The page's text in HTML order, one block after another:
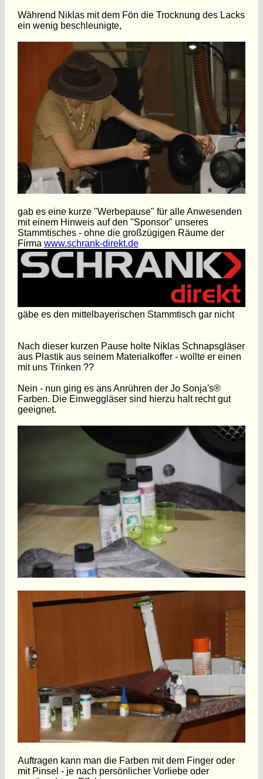
Während Niklas mit dem Fön die Trocknung des Lacks
ein wenig beschleunigte,
gab es eine kurze "Werbepause" für alle Anwesenden
mit einem Hinweis auf den "Sponsor" unseres
Stammtisches - ohne die großzügigen Räume der
Firma www.schrank-direkt.de
gäbe es den mittelbayerischen Stammtisch gar nicht
Nach dieser kurzen Pause holte Niklas Schnapsgläser
aus Plastik aus seinem Materialkoffer - wollte er einen
mit uns Trinken ??
Nein - nun ging es ans Anrühren der Jo Sonja's®
Farben. Die Einweggläser sind hierzu halt recht gut
geeignet.
Auftragen kann man die Farben mit dem Finger oder
mit Pinsel - je nach persönlicher Vorliebe oder